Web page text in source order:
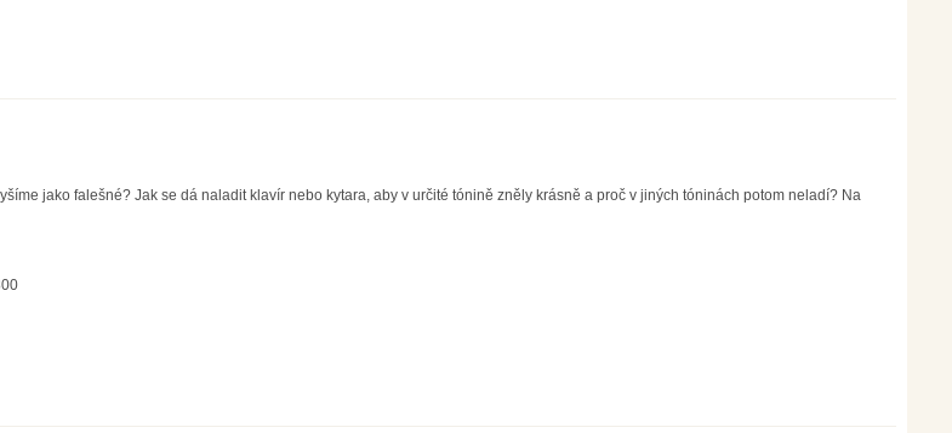
jako falešné? Jak se dá naladit klavír nebo kytara, aby v určité tónině zněly krásně a proč v jiných tóninách potom neladí? Na